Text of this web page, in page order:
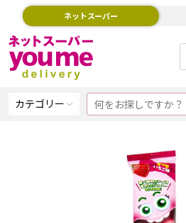
ネットスーパー
カテゴリー